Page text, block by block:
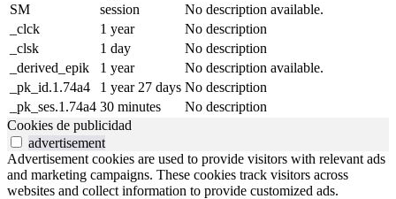
SM
session
No description available.
_clck
1 year
No description
_clsk
1 day
No description
_derived_epik
1 year
No description available.
_pk_id.1.74a4
1 year 27 days No description
_pk_ses.1.74a4 30 minutes
No description
Cookies de publicidad
advertisement
Advertisement cookies are used to provide visitors with relevant ads
and marketing campaigns. These cookies track visitors across
websites and collect information to provide customized ads.